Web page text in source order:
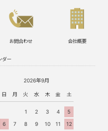
お問合わせ 会社概要
ダー
2026年9月
日 月 火 水 木 金 土
1 2 3 4
5
6
7 8 9 10 11
12